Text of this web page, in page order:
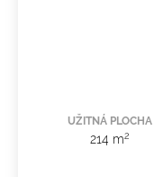
UŽITNÁ PLOCHA
214 m2